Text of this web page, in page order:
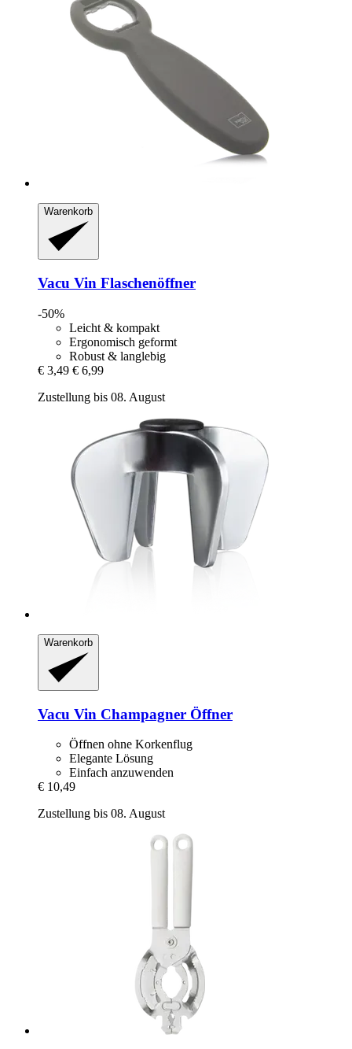
Warenkorb
Vacu Vin Flaschenöffner
-50%
Leicht & kompakt
Ergonomisch geformt
Robust & langlebig
€ 3,49 € 6,99
Zustellung bis 08. August
Warenkorb
Vacu Vin Champagner Öffner
Öffnen ohne Korkenflug
Elegante Lösung
Einfach anzuwenden
€ 10,49
Zustellung bis 08. August